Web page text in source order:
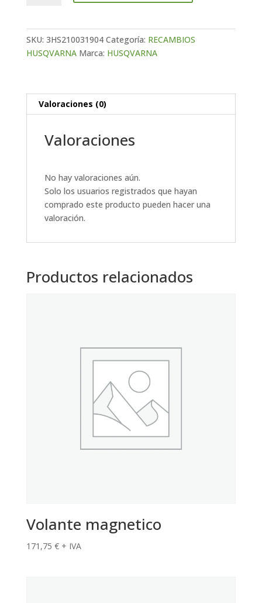
SKU: 3HS210031904 Categoría: RECAMBIOS
HUSQVARNA Marca: HUSQVARNA
Valoraciones (0)
Valoraciones
No hay valoraciones aún.
Solo los usuarios registrados que hayan
comprado este producto pueden hacer una
valoración.
Productos relacionados
Volante magnetico
171,75 € + IVA